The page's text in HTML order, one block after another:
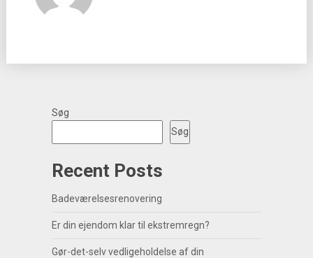
Søg
Søg
Recent Posts
Badeværelsesrenovering
Er din ejendom klar til ekstremregn?
Gør-det-selv vedligeholdelse af din